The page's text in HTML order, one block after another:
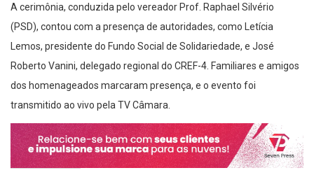
A cerimônia, conduzida pelo vereador Prof. Raphael Silvério
(PSD), contou com a presença de autoridades, como Letícia
Lemos, presidente do Fundo Social de Solidariedade, e José
Roberto Vanini, delegado regional do CREF-4. Familiares e amigos
dos homenageados marcaram presença, e o evento foi
transmitido ao vivo pela TV Câmara.